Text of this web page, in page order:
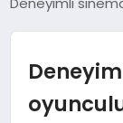
GÜNDEM
EKONOMI
SAĞLIK